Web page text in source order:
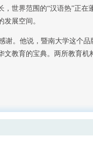
世界范围的“汉语热”正在
展空间。
。他说，暨南大学这个品
教育的宝典。两所教育机